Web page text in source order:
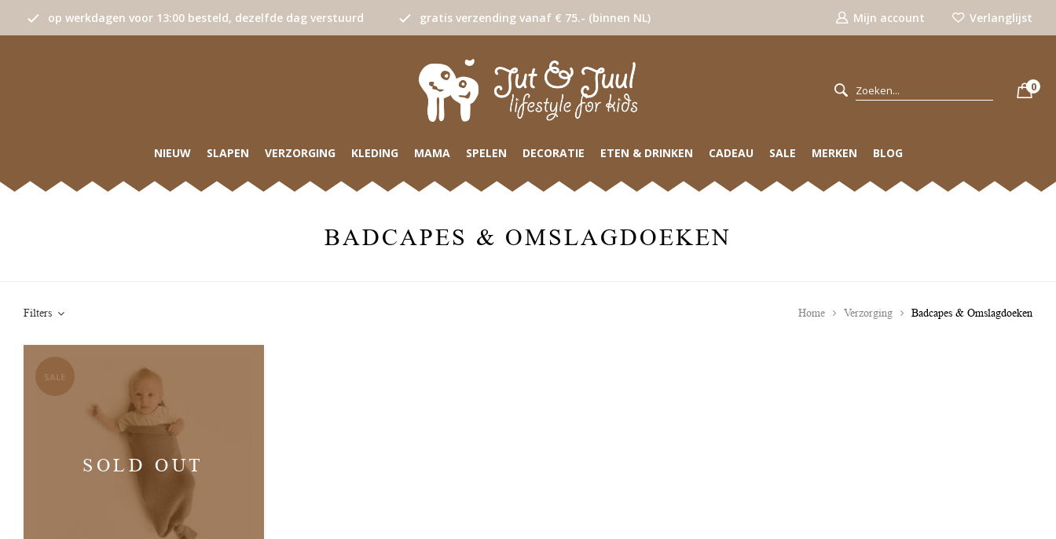
op werkdagen voor 13:00 besteld, dezelfde dag verstuurd gratis verzending vanaf € 75.- (binnen NL) Mijn account Verlanglijst
0
NIEUW SLAPEN VERZORGING KLEDING MAMA SPELEN DECORATIE ETEN & DRINKEN CADEAU SALE MERKEN BLOG
BADCAPES & OMSLAGDOEKEN
Filters Home Verzorging Badcapes & Omslagdoeken
SALE
SOLD OUT